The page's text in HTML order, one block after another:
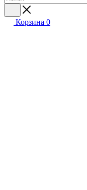
Корзина 0